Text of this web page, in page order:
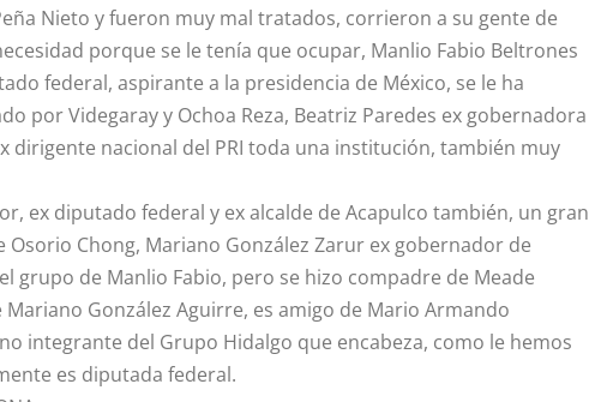
Nieto y fueron muy mal tratados, corrieron a su gente de
porque se le tenía que ocupar, Manlio Fabio Beltrones
federal, aspirante a la presidencia de México, se le ha
por Videgaray y Ochoa Reza, Beatriz Paredes ex gobernadora
dirigente nacional del PRI toda una institución, también muy
ex diputado federal y ex alcalde de Acapulco también, un gran
Chong, Mariano González Zarur ex gobernador de
grupo de Manlio Fabio, pero se hizo compadre de Meade
González Aguirre, es amigo de Mario Armando
integrante del Grupo Hidalgo que encabeza, como le hemos
es diputada federal.